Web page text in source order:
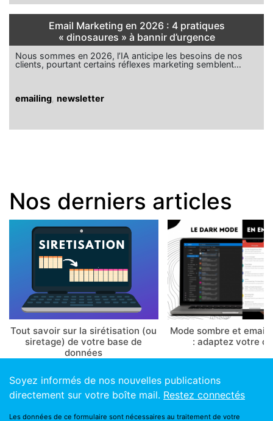
Email Marketing en 2026 : 4 pratiques
« dinosaures » à bannir d’urgence
Nous sommes en 2026, l’IA anticipe les besoins de nos
clients, pourtant certains réflexes marketing semblent…
emailing newsletter
Nos derniers articles
Tout savoir sur la sirétisation (ou
siretage) de votre base de
données
Mode sombre et email
: adaptez votre
Soyez informés de nos nouvelles publications
directement sur votre boîte mail. Restez connectés
Les données de ce formulaire sont nécessaires au traitement de votre